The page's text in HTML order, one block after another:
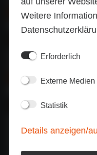
Google Maps
INP GRUPPE
Hauptsitz: Deutschland
Zu INP-Gruppe
Haftungsausschluss
Weitere
Erforderlich
Externe Medien
Statistik
Details anzeigen/